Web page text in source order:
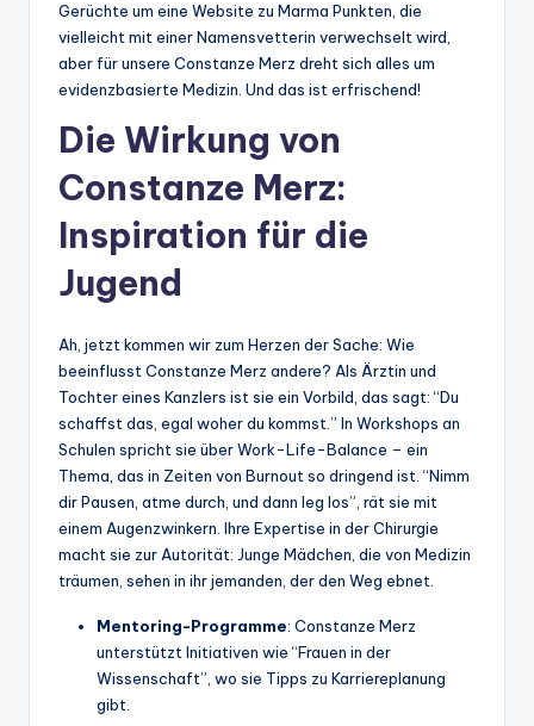
Gerüchte um eine Website zu Marma Punkten, die
vielleicht mit einer Namensvetterin verwechselt wird,
aber für unsere Constanze Merz dreht sich alles um
evidenzbasierte Medizin. Und das ist erfrischend!
Die Wirkung von
Constanze Merz:
Inspiration für die
Jugend
Ah, jetzt kommen wir zum Herzen der Sache: Wie
beeinflusst Constanze Merz andere? Als Ärztin und
Tochter eines Kanzlers ist sie ein Vorbild, das sagt: “Du
schaffst das, egal woher du kommst.” In Workshops an
Schulen spricht sie über Work-Life-Balance – ein
Thema, das in Zeiten von Burnout so dringend ist. “Nimm
dir Pausen, atme durch, und dann leg los”, rät sie mit
einem Augenzwinkern. Ihre Expertise in der Chirurgie
macht sie zur Autorität: Junge Mädchen, die von Medizin
träumen, sehen in ihr jemanden, der den Weg ebnet.
Mentoring-Programme: Constanze Merz
unterstützt Initiativen wie “Frauen in der
Wissenschaft”, wo sie Tipps zu Karriereplanung
gibt.